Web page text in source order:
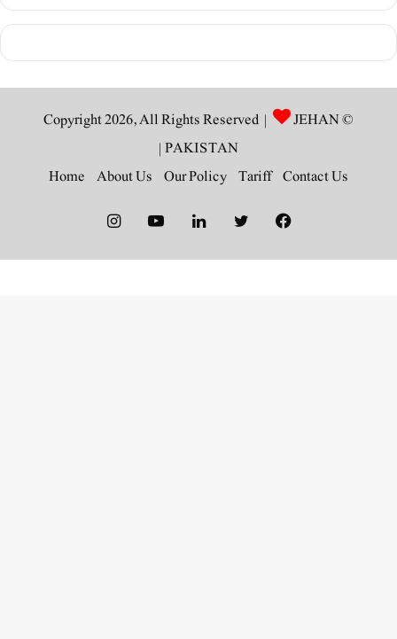
© Copyright 2026, All Rights Reserved |
JEHAN
PAKISTAN
|
Contact Us
Tariff
Our Policy
About Us
Home
Facebook
Twitter
LinkedIn
YouTube
Instagram